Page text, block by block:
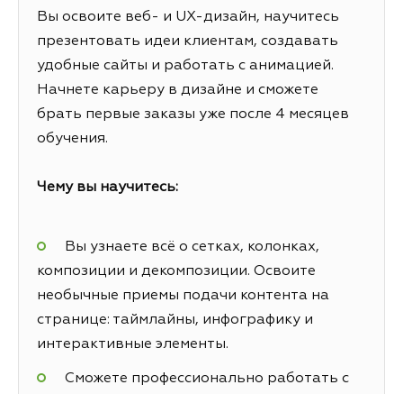
Вы освоите веб- и UX-дизайн, научитесь
презентовать идеи клиентам, создавать
удобные сайты и работать с анимацией.
Начнете карьеру в дизайне и сможете
брать первые заказы уже после 4 месяцев
обучения.
Чему вы научитесь:
Вы узнаете всё о сетках, колонках,
композиции и декомпозиции. Освоите
необычные приемы подачи контента на
странице: таймлайны, инфографику и
интерактивные элементы.
Сможете профессионально работать с